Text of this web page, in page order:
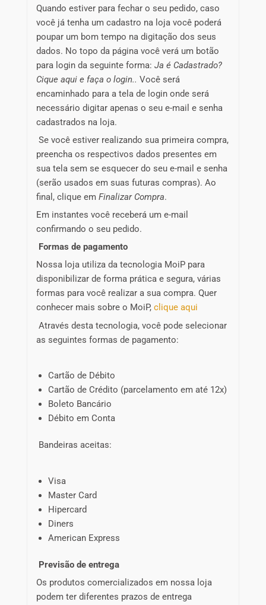
Quando estiver para fechar o seu pedido, caso
você já tenha um cadastro na loja você poderá
poupar um bom tempo na digitação dos seus
dados. No topo da página você verá um botão
para login da seguinte forma: Ja é Cadastrado?
Cique aqui e faça o login.. Você será
encaminhado para a tela de login onde será
necessário digitar apenas o seu e-mail e senha
cadastrados na loja.
Se você estiver realizando sua primeira compra,
preencha os respectivos dados presentes em
sua tela sem se esquecer do seu e-mail e senha
(serão usados em suas futuras compras). Ao
final, clique em Finalizar Compra.
Em instantes você receberá um e-mail
confirmando o seu pedido.
Formas de pagamento
Nossa loja utiliza da tecnologia MoiP para
disponibilizar de forma prática e segura, várias
formas para você realizar a sua compra. Quer
conhecer mais sobre o MoiP, clique aqui
Através desta tecnologia, você pode selecionar
as seguintes formas de pagamento:
Cartão de Débito
Cartão de Crédito (parcelamento em até 12x)
Boleto Bancário
Débito em Conta
Bandeiras aceitas:
Visa
Master Card
Hipercard
Diners
American Express
Previsão de entrega
Os produtos comercializados em nossa loja
podem ter diferentes prazos de entrega